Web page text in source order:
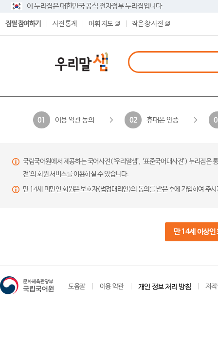
이 누리집은 대한민국 공식 전자정부 누리집입니다.
집필 참여하기 사전 통계 어휘 지도 작은 창 사전
01 이용 약관 동의 02 휴대폰 인증
국립국어원에서 제공하는 국어사전(‘우리말샘’, ‘표준국어대사전’) 누리집
전’의 회원 서비스를 이용하실 수 있습니다.
만 14세 미만인 회원은 보호자(법정대리인)의 동의를 받은 후에 가입하여 주
만 14세 이상인
도움말 이용 약관 개인 정보 처리 방침 저